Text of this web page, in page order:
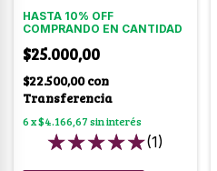
HASTA 10% OFF
COMPRANDO EN CANTIDAD
$25.000,00
$22.500,00con
Transferencia
6x$4.166,67sin interés
(1)